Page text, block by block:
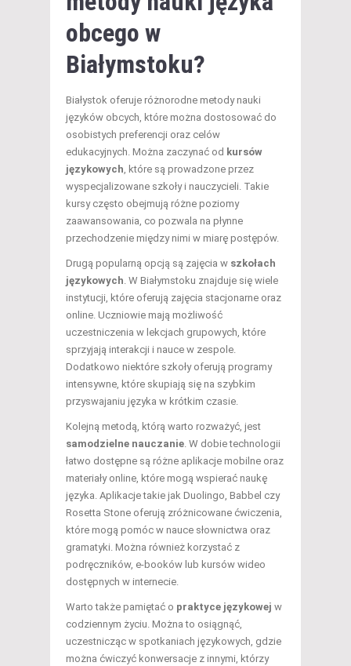
obcego w
Białymstoku?
Białystok oferuje różnorodne metody nauki
języków obcych, które można dostosować do
osobistych preferencji oraz celów
edukacyjnych. Można zaczynać od kursów
językowych, które są prowadzone przez
wyspecjalizowane szkoły i nauczycieli. Takie
kursy często obejmują różne poziomy
zaawansowania, co pozwala na płynne
przechodzenie między nimi w miarę postępów.
Drugą popularną opcją są zajęcia w szkołach
językowych. W Białymstoku znajduje się wiele
instytucji, które oferują zajęcia stacjonarne oraz
online. Uczniowie mają możliwość
uczestniczenia w lekcjach grupowych, które
sprzyjają interakcji i nauce w zespole.
Dodatkowo niektóre szkoły oferują programy
intensywne, które skupiają się na szybkim
przyswajaniu języka w krótkim czasie.
Kolejną metodą, którą warto rozważyć, jest
samodzielne nauczanie. W dobie technologii
łatwo dostępne są różne aplikacje mobilne oraz
materiały online, które mogą wspierać naukę
języka. Aplikacje takie jak Duolingo, Babbel czy
Rosetta Stone oferują zróżnicowane ćwiczenia,
które mogą pomóc w nauce słownictwa oraz
gramatyki. Można również korzystać z
podręczników, e-booków lub kursów wideo
dostępnych w internecie.
Warto także pamiętać o praktyce językowej w
codziennym życiu. Można to osiągnąć,
uczestnicząc w spotkaniach językowych, gdzie
można ćwiczyć konwersacje z innymi, którzy